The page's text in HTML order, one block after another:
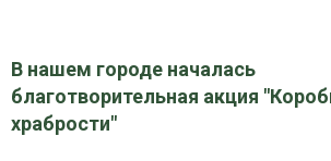
В нашем городе началась
благотворительная акция
храбрости"